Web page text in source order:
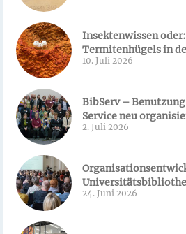
Insektenwissen
Termitenhügels in
10. Juli 2026
BibServ –
Service neu
2. Juli 2026
24. Juni 2026